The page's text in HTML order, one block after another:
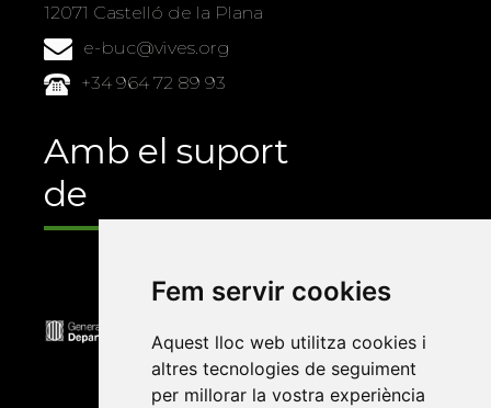
Fem servir cookies
Aquest lloc web utilitza cookies i
altres tecnologies de seguiment
per millorar la vostra experiència
12071 Castelló de la Plana
e-buc@vives.org
+34 964 72 89 93
Amb el suport
de